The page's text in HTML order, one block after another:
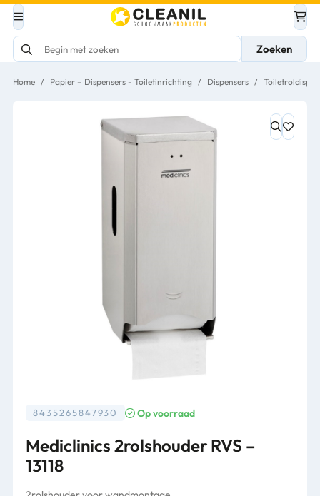
Zoeken
Home / Papier – Dispensers - Toiletinrichting / Dispensers /
8435265847930 Op voorraad
Mediclinics 2rolshouder RVS –
13118